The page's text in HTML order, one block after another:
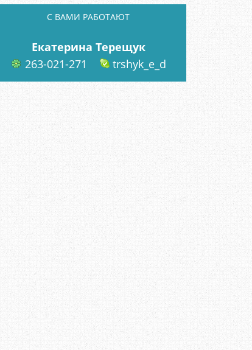
C ВАМИ РАБОТАЮТ
Екатерина Терещук
263-021-271
trshyk_e_d